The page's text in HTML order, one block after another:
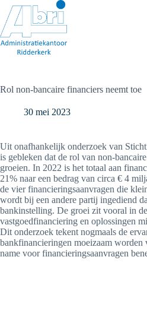
naar
de
inhoud
Rol non-bancaire financiers neemt toe
30 mei 2023
Uit onafhankelijk onderzoek van
is gebleken dat de rol van non-
groeien. In 2022 is het totaal aan
21% naar een bedrag van circa € 4
de vier financieringsaanvragen die
wordt bij een andere partij ingediend
bankinstelling. De groei zit vooral in
vastgoedfinanciering en oplossingen
Dit onderzoek tekent nogmaals de
bankfinancieringen moeizaam worden
name voor financieringsaanvragen